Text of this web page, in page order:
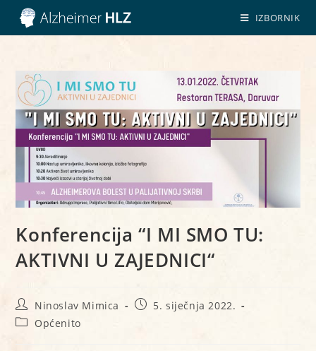
IZBORNIK
Konferencija “I MI SMO TU:
AKTIVNI U ZAJEDNICI“
Ninoslav Mimica
5. siječnja 2022.
Općenito